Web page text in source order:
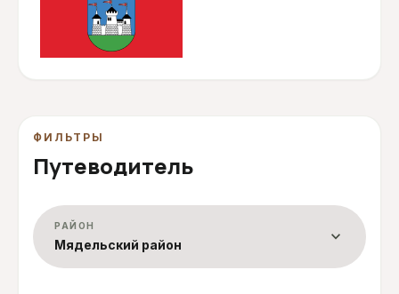
ФИЛЬТРЫ
Путеводитель
РАЙОН
Мядельский район expand_more